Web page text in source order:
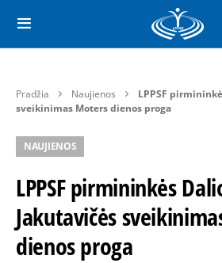
Pradžia Naujienos
LPPSF
sveikinimas Moters dienos proga
NAUJIENOS
LPPSF pirmininkės
Jakutavičės
dienos proga